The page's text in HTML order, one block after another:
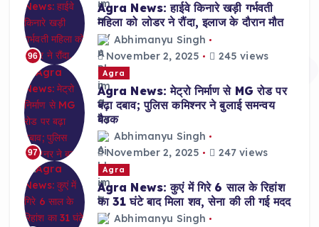
96
Agra News: हाईवे किनारे खड़ी गर्भवती
महिला को लोडर ने रौंदा, इलाज के दौरान मौत
Abhimanyu Singh
November 2, 2025
245 views
97
Agra
Agra News: मेट्रो निर्माण से MG रोड पर
बढ़ा दबाव; पुलिस कमिश्नर ने बुलाई समन्वय
बैठक
Abhimanyu Singh
November 2, 2025
247 views
Agra
Agra News: कुएं में गिरे 6 साल के रिहांश
का 31 घंटे बाद मिला शव, सेना की ली गई मदद
Abhimanyu Singh